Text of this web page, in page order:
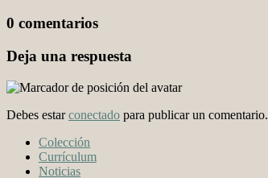
0 comentarios
Deja una respuesta
Debes estarconectado para publicar un comentario.
Colección
Currículum
Noticias